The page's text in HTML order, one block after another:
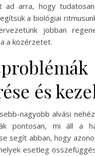
ad arra, hogy
a biológiai
jobban
a közérzetet.
és
nagyobb alvási
pontosan, mi áll a
segít abban, hogy
esetleg